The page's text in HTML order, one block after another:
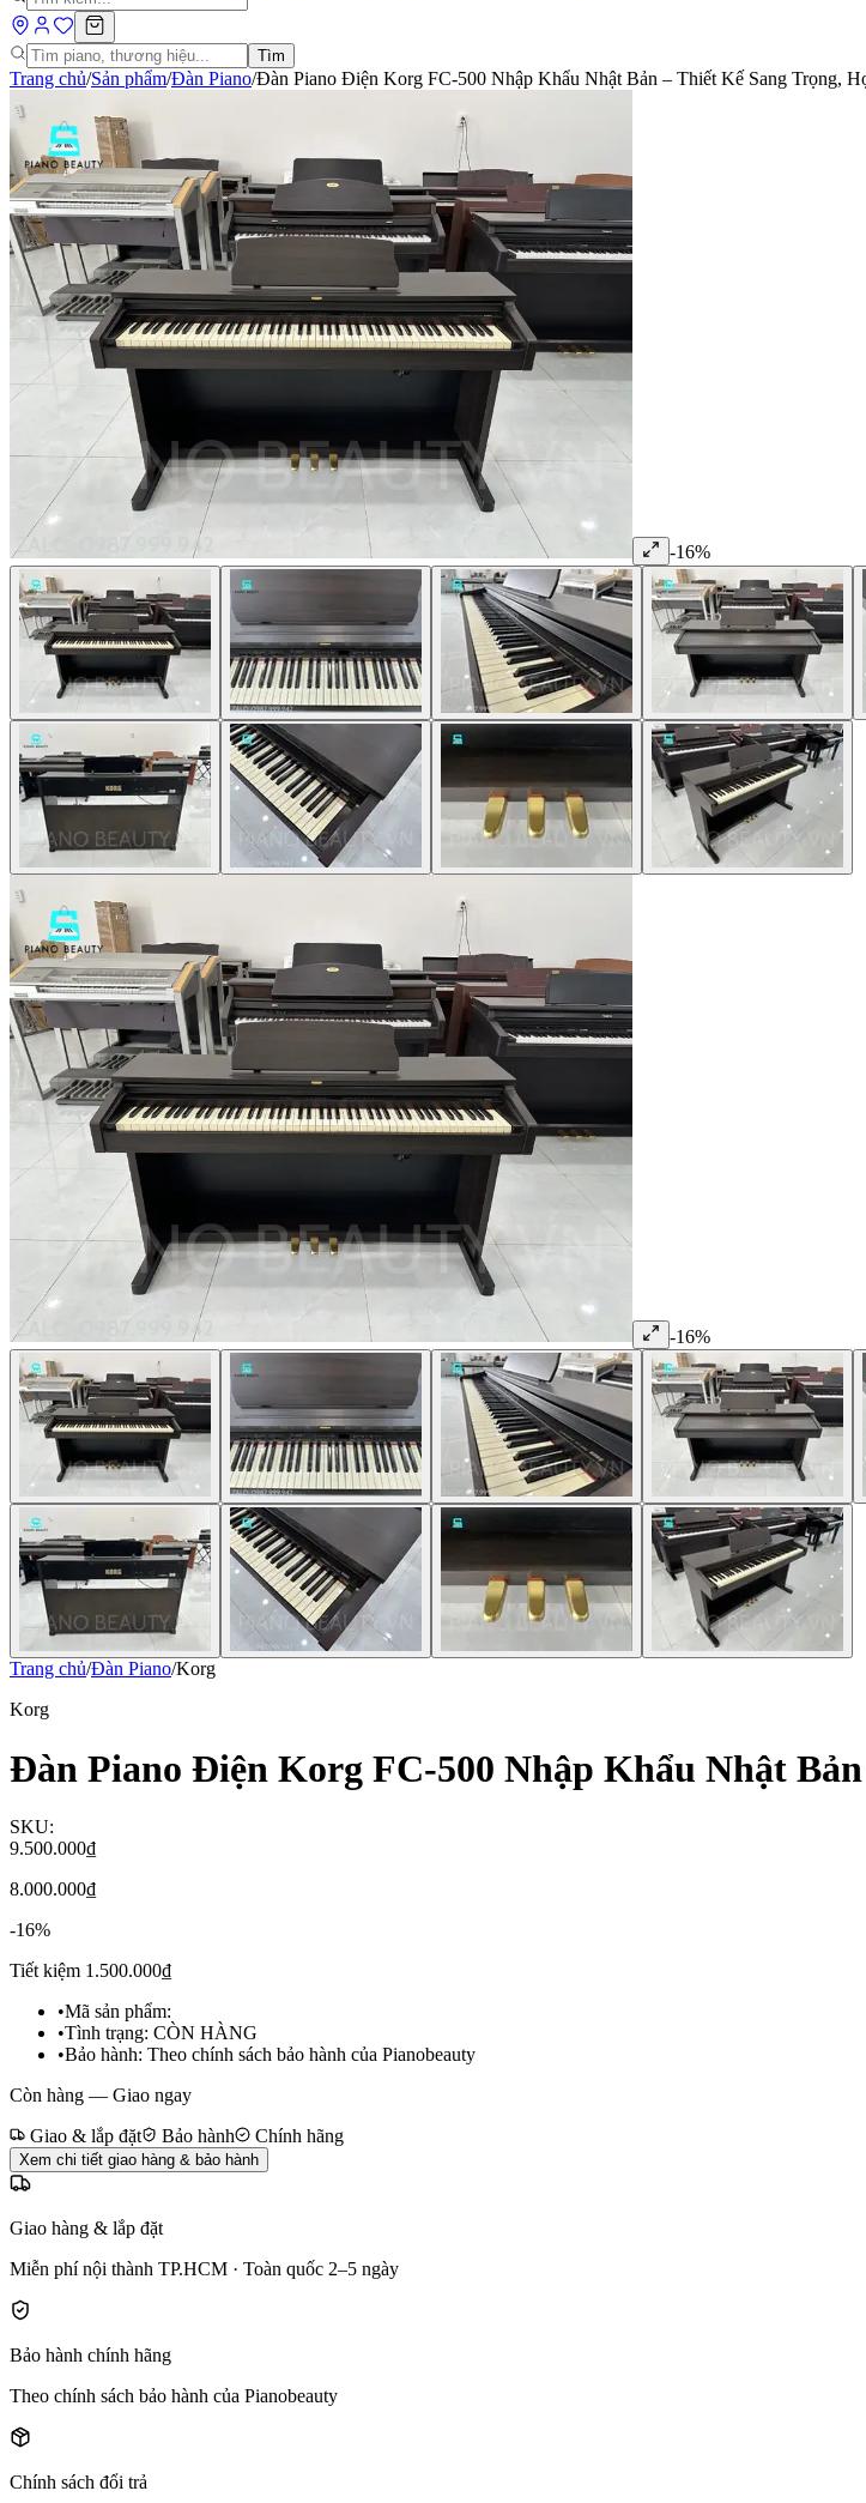
Tìm
Trang chủ/Sản phẩm/Đàn Piano/Đàn Piano Điện Korg FC-500 Nhập Khẩu Nhật Bản – Thiết Kế Sang Trọng,
-16%
-16%
Trang chủ/Đàn Piano/Korg
Korg
Đàn Piano Điện Korg FC-500 Nhập Khẩu Nhật
SKU:
9.500.000₫
8.000.000₫
-16%
Tiết kiệm 1.500.000₫
•Mã sản phẩm:
•Tình trạng: CÒN HÀNG
•Bảo hành: Theo chính sách bảo hành của Pianobeauty
Còn hàng — Giao ngay
Giao & lắp đặt
Bảo hành Chính hãng
Xem chi tiết giao hàng & bảo hành
Giao hàng & lắp đặt
Miễn phí nội thành TP.HCM · Toàn quốc 2–5 ngày
Bảo hành chính hãng
Theo chính sách bảo hành của Pianobeauty
Chính sách đổi trả